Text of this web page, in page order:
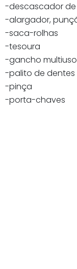
-descascador de
-alargador,
-saca-rolhas
-tesoura
-gancho
-palito de dentes
-pinça
-porta-chaves